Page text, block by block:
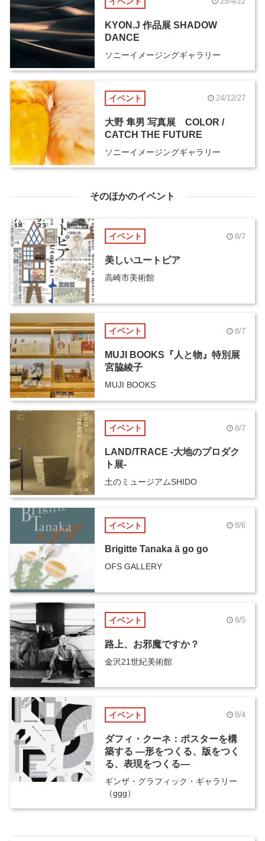
KYON.J 作品展 SHADOW
DANCE
ソニーイメージングギャラリー
イベント 24/12/27
大野 隼男 写真展 COLOR /
CATCH THE FUTURE
ソニーイメージングギャラリー
そのほかのイベント
イベント 8/7
美しいユートピア
高崎市美術館
イベント 8/7
MUJI BOOKS『人と物』特別展
宮脇綾子
MUJI BOOKS
イベント 8/7
LAND/TRACE -大地のプロダク
ト展-
土のミュージアムSHIDO
イベント 8/6
Brigitte Tanaka ā go go
OFS GALLERY
イベント 8/5
路上、お邪魔ですか？
金沢21世紀美術館
イベント 8/4
ダフィ・クーネ：ポスターを構
築する ―形をつくる、版をつく
る、表現をつくる―
ギンザ・グラフィック・ギャラリー
（ggg）